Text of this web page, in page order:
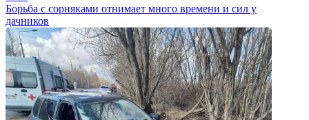
Борьба с сорняками отнимает много времени и сил у
дачников